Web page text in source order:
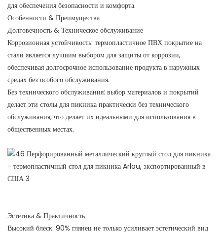
для обеспечения безопасности и комфорта.
Особенности & Преимущества
Долговечность & Техническое обслуживание
Коррозионная устойчивость: термопластичное ПВХ покрытие на
стали является лучшим выбором для защиты от коррозии,
обеспечивая долгосрочное использование продукта в наружных
средах без особого обслуживания.
Без технического обслуживания: выбор материалов и покрытий
делает эти столы для пикника практически без технического
обслуживания, что делает их идеальными для использования в
общественных местах.
Эстетика & Практичность
Высокий блеск: 90% глянец не только усиливает эстетический вид